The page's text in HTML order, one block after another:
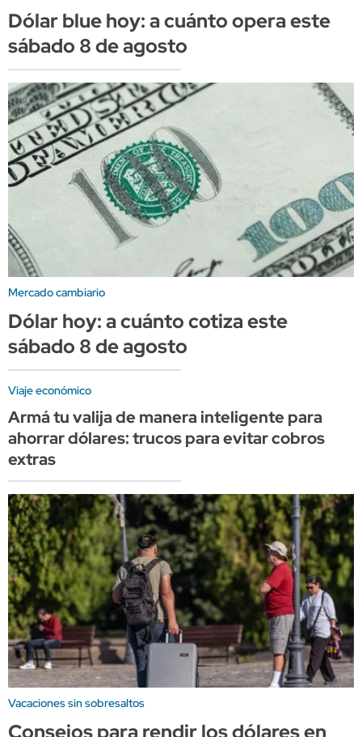
Dólar blue hoy: a cuánto opera este
sábado 8 de agosto
Mercado cambiario
Dólar hoy: a cuánto cotiza este
sábado 8 de agosto
Viaje económico
Armá tu valija de manera inteligente para
ahorrar dólares: trucos para evitar cobros
extras
Vacaciones sin sobresaltos
Consejos para rendir los dólares en